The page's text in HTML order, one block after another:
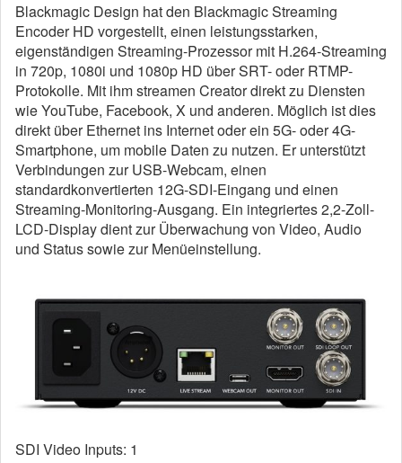
Blackmagic Design hat den Blackmagic Streaming
Encoder HD vorgestellt, einen leistungsstarken,
eigenständigen Streaming-Prozessor mit H.264-Streaming
in 720p, 1080i und 1080p HD über SRT- oder RTMP-
Protokolle. Mit ihm streamen Creator direkt zu Diensten
wie YouTube, Facebook, X und anderen. Möglich ist dies
direkt über Ethernet ins Internet oder ein 5G- oder 4G-
Smartphone, um mobile Daten zu nutzen. Er unterstützt
Verbindungen zur USB-Webcam, einen
standardkonvertierten 12G-SDI-Eingang und einen
Streaming-Monitoring-Ausgang. Ein integriertes 2,2-Zoll-
LCD-Display dient zur Überwachung von Video, Audio
und Status sowie zur Menüeinstellung.
SDI Video Inputs: 1